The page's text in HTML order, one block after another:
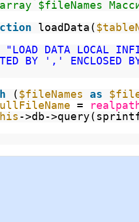
$fileNames
loadData(
"LOAD DATA LOCAL
BY ','
( $fileNames as
=
->db-